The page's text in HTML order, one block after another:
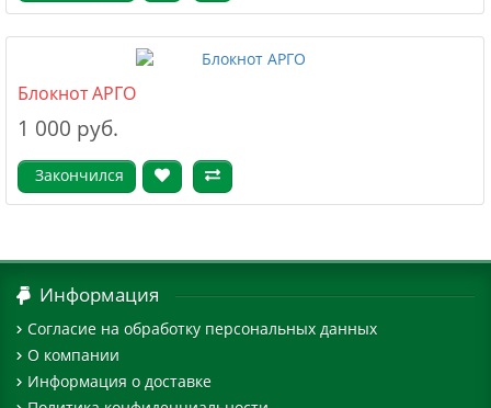
Блокнот АРГО
1 000 руб.
Закончился
Информация
Согласие на обработку персональных данных
О компании
Информация о доставке